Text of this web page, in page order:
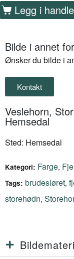
Legg i
Bilde i annet
Ønsker du bilde i
Kontakt
Veslehorn,
Hemsedal
Sted: Hemsedal
Kategori: Farge,
Tags: brudesløret,
storehødn,